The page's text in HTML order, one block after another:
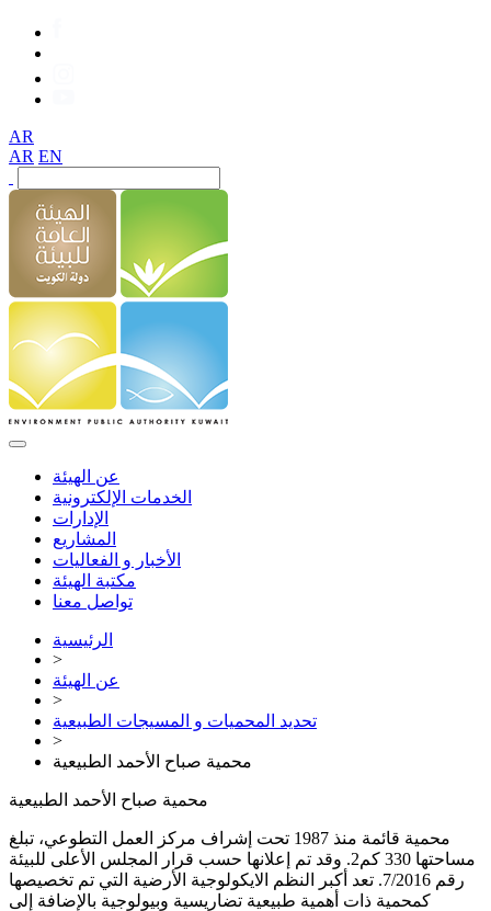
AR
AR EN
عن الهيئة
الخدمات الإلكترونية
الإدارات
المشاريع
الأخبار و الفعاليات
مكتبة الهيئة
تواصل معنا
الرئيسية
>
عن الهيئة
>
تحديد المحميات و المسيجات الطبيعية
>
محمية صباح الأحمد الطبيعية
محمية صباح الأحمد الطبيعية
محمية قائمة منذ 1987 تحت إشراف مركز العمل التطوعي، تبلغ
مساحتها 330 كم2. وقد تم إعلانها حسب قرار المجلس الأعلى للبيئة
رقم 7/2016. تعد أكبر النظم الايكولوجية الأرضية التي تم تخصيصها
كمحمية ذات أهمية طبيعية تضاريسية وبيولوجية بالإضافة إلى